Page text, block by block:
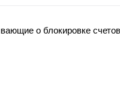
о блокировке